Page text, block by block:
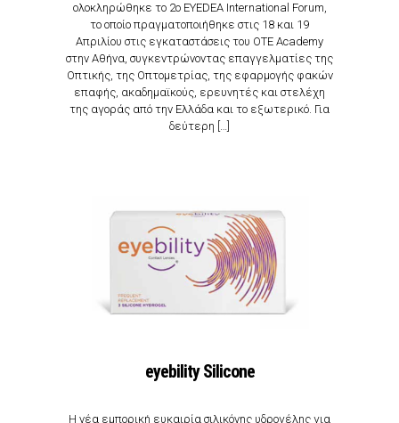
ολοκληρώθηκε το 2ο EYEDEA International Forum,
το οποίο πραγματοποιήθηκε στις 18 και 19
Απριλίου στις εγκαταστάσεις του OTE Academy
στην Αθήνα, συγκεντρώνοντας επαγγελματίες της
Οπτικής, της Οπτομετρίας, της εφαρμογής φακών
επαφής, ακαδημαϊκούς, ερευνητές και στελέχη
της αγοράς από την Ελλάδα και το εξωτερικό. Για
δεύτερη […]
eyebility Silicone
Η νέα εμπορική ευκαιρία σιλικόνης υδρογέλης για